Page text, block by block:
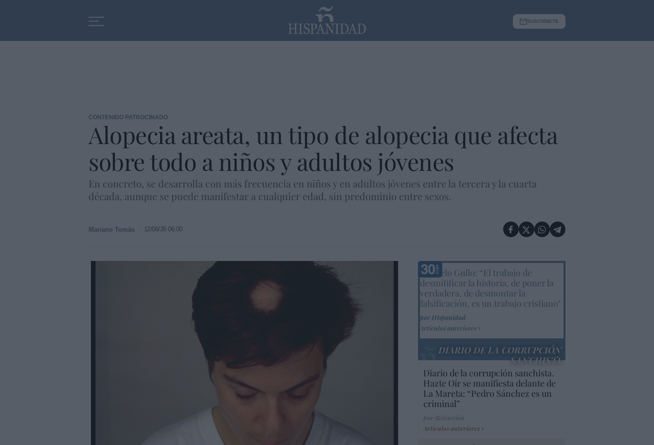
SUSCRÍBETE
CONTENIDO PATROCINADO
Alopecia areata, un tipo de alopecia que afecta
sobre todo a niños y adultos jóvenes
En concreto, se desarrolla con más frecuencia en niños y en adultos jóvenes entre la tercera y la cuarta
década, aunque se puede manifestar a cualquier edad, sin predominio entre sexos.
Mariano Tomás 12/06/26 06:00
Marcelo Gullo: “El trabajo de
desmitificar la historia, de poner la
verdadera, de desmontar la
falsificación, es un trabajo cristiano"
por Hispanidad
Artículos anteriores
DIARIO DE LA CORRUPCIÓN
SANCHISTA
Diario de la corrupción sanchista.
Hazte Oír se manifiesta delante de
La Mareta: “Pedro Sánchez es un
criminal”
Artículos anteriores